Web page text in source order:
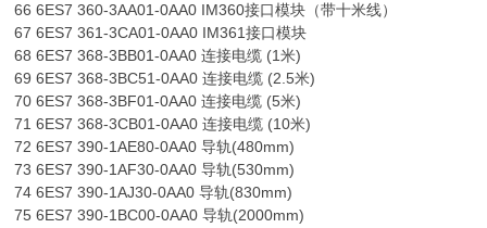
66 6ES7 360-3AA01-0AA0 IM360接口模块（带十米线）
67 6ES7 361-3CA01-0AA0 IM361接口模块
68 6ES7 368-3BB01-0AA0 连接电缆 (1米)
69 6ES7 368-3BC51-0AA0 连接电缆 (2.5米)
70 6ES7 368-3BF01-0AA0 连接电缆 (5米)
71 6ES7 368-3CB01-0AA0 连接电缆 (10米)
72 6ES7 390-1AE80-0AA0 导轨(480mm)
73 6ES7 390-1AF30-0AA0 导轨(530mm)
74 6ES7 390-1AJ30-0AA0 导轨(830mm)
75 6ES7 390-1BC00-0AA0 导轨(2000mm)